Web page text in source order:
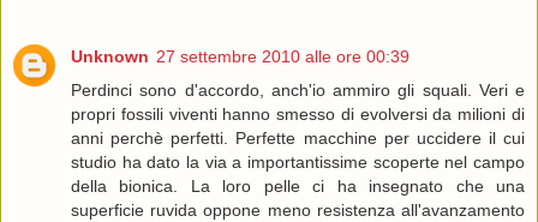
Unknown 27 settembre 2010 alle ore 00:39
Perdinci sono d'accordo, anch'io ammiro gli squali. Veri e
propri fossili viventi hanno smesso di evolversi da milioni di
anni perchè perfetti. Perfette macchine per uccidere il cui
studio ha dato la via a importantissime scoperte nel campo
della bionica. La loro pelle ci ha insegnato che una
superficie ruvida oppone meno resistenza all'avanzamento